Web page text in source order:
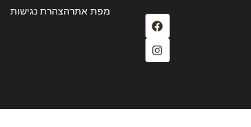
מפת אתרהצהרת נגישות